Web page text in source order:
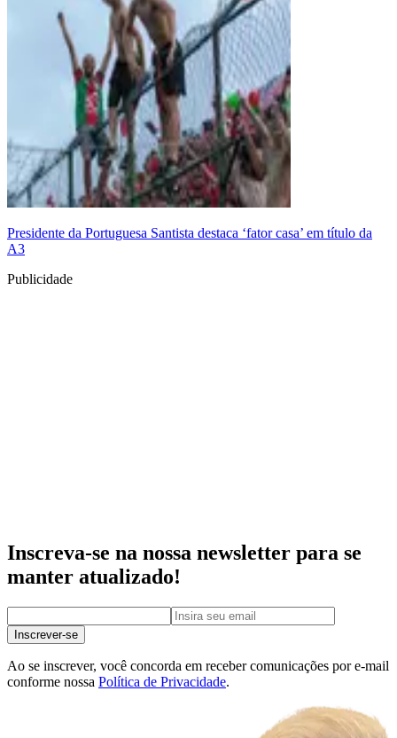
Presidente da Portuguesa Santista destaca ‘fator casa’ em título da
A3
Publicidade
Inscreva-se na nossa newsletter para se
manter atualizado!
Inscrever-se
Ao se inscrever, você concorda em receber comunicações por e-mail
conforme nossa Política de Privacidade.